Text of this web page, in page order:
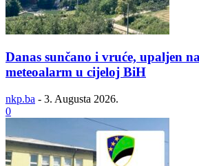
Danas sunčano i vruće, upaljen
meteoalarm u cijeloj BiH
nkp.ba - 3. Augusta 2026.
0